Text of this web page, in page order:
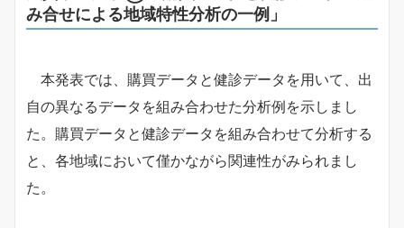
み合せによる地域特性分析の一例」
本発表では、購買データと健診データを用いて、出
自の異なるデータを組み合わせた分析例を示しまし
た。購買データと健診データを組み合わせて分析する
と、各地域において僅かながら関連性がみられまし
た。